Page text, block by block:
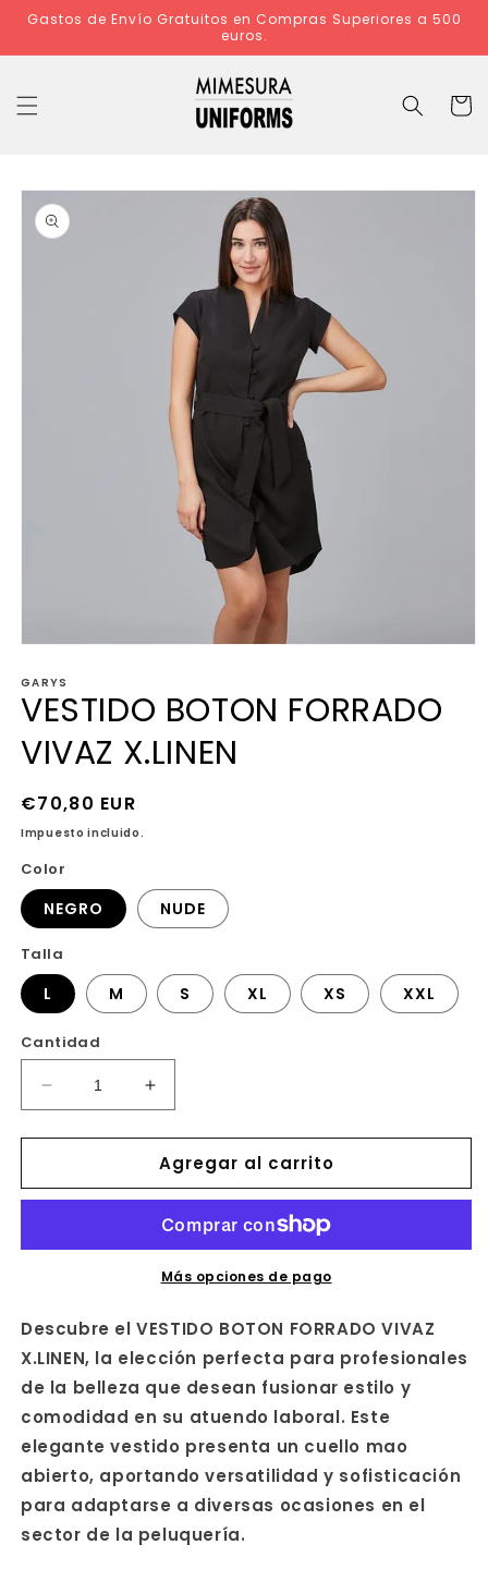
Gastos de Envío Gratuitos en Compras Superiores a 500
euros.
multimedia
1
en
ventana
modal
GARYS
VESTIDO BOTON FORRADO
VIVAZ X.LINEN
Precio
habitual
€70,80 EUR
Impuesto incluido.
Color
NEGRO NUDE
Talla
L M S XL XS XXL
Cantidad
Reducir
cantidad
para
BOTON
X.LINEN
Aumentar
cantidad
para
VESTIDO
BOTON
VIVAZ
X.LINEN
Agregar al carrito
Más opciones de pago
Descubre el VESTIDO BOTON FORRADO VIVAZ
X.LINEN, la elección perfecta para profesionales
de la belleza que desean fusionar estilo y
comodidad en su atuendo laboral. Este
elegante vestido presenta un cuello mao
abierto, aportando versatilidad y sofisticación
para adaptarse a diversas ocasiones en el
sector de la peluquería.